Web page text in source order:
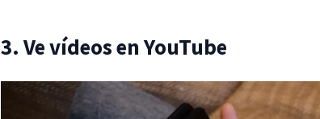
3. Ve vídeos en YouTube